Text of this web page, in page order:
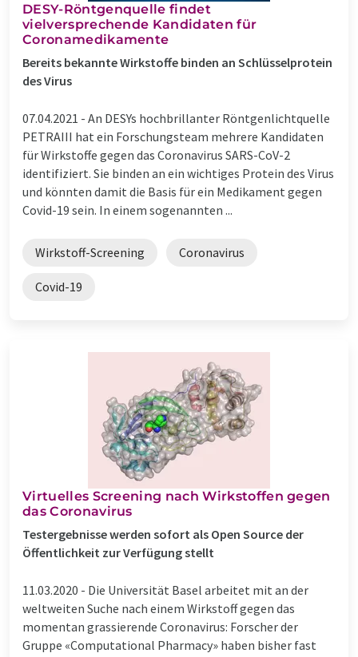
DESY-Röntgenquelle findet
vielversprechende Kandidaten für
Coronamedikamente
Bereits bekannte Wirkstoffe binden an Schlüsselprotein
des Virus
07.04.2021 - An DESYs hochbrillanter Röntgenlichtquelle
PETRAIII hat ein Forschungsteam mehrere Kandidaten
für Wirkstoffe gegen das Coronavirus SARS-CoV-2
identifiziert. Sie binden an ein wichtiges Protein des Virus
und könnten damit die Basis für ein Medikament gegen
Covid-19 sein. In einem sogenannten ...
Wirkstoff-Screening Coronavirus
Covid-19
Virtuelles Screening nach Wirkstoffen gegen
das Coronavirus
Testergebnisse werden sofort als Open Source der
Öffentlichkeit zur Verfügung stellt
11.03.2020 - Die Universität Basel arbeitet mit an der
weltweiten Suche nach einem Wirkstoff gegen das
momentan grassierende Coronavirus: Forscher der
Gruppe «Computational Pharmacy» haben bisher fast